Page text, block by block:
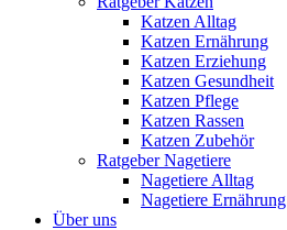
Katzen Alltag
Katzen Ernährung
Katzen Erziehung
Katzen Gesundheit
Katzen Pflege
Katzen Rassen
Katzen Zubehör
Ratgeber Nagetiere
Nagetiere Alltag
Nagetiere Ernährung
Über uns